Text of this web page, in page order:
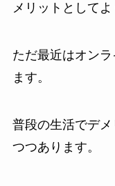
メリットとしてよ
ただ最近はオン
ます。
普段の生活でデ
つつあります。